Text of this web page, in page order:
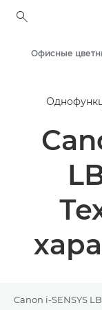
Решения и
Офисные
Canon i-SENSYS